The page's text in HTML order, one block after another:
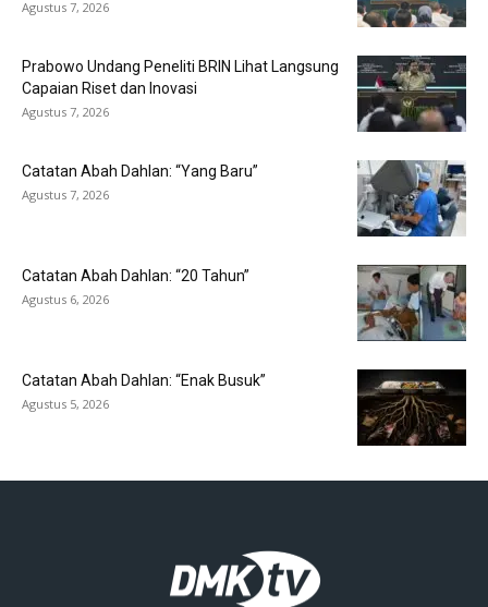
Agustus 7, 2026
Prabowo Undang Peneliti BRIN Lihat Langsung
Capaian Riset dan Inovasi
Agustus 7, 2026
Catatan Abah Dahlan: “Yang Baru”
Agustus 7, 2026
Catatan Abah Dahlan: “20 Tahun”
Agustus 6, 2026
Catatan Abah Dahlan: “Enak Busuk”
Agustus 5, 2026